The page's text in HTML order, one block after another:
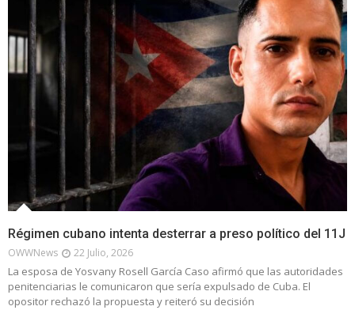
Régimen cubano intenta desterrar a preso político del 11J
OWWNews 22 Julio, 2026
La esposa de Yosvany Rosell García Caso afirmó que las autoridades
penitenciarias le comunicaron que sería expulsado de Cuba. El
opositor rechazó la propuesta y reiteró su decisión